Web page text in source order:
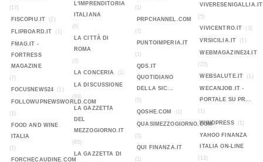
(17)
FISCOPIU.IT
(2)
FLIPBOARD.IT (1)
FMAG.IT -
FORTRESS
MAGAZINE
(7)
FOCUSNEWS24
(1)
FOLLOWUPNEWSWORLD.COM
(1)
FOOD AND WINE
ITALIA
(1)
FORCHECAUDINE.COM
L'IMPRENDITORIA
ITALIANA
(9)
LA CITTÀ DI
ROMA
(3)
LA CONCERIA
(1)
LA DISCUSSIONE
(93)
LA GAZZETTA
DEL
MEZZOGIORNO.IT
(65)
LA GAZZETTA DI
(1)
PRPCHANNEL.COM
(7)
PUNTOIMPERIA.IT
(1)
QDS.IT
QUOTIDIANO
DELLA SIC...
(5)
QOSHE.COM
(1)
QUASIMEZZOGIORNO.COM
(3)
QUI FINANZA.IT
(1)
VIVERESENIGALLIA.IT
(5)
VIVICENTRO.IT
(3)
VRSICILIA.IT (1)
WEBMAGAZINE24.IT
(23)
WEBSALUTE.IT
(1)
WECANJOB.IT -
PORTALE SU PR...
(1)
WINDPRESS
(1)
YAHOO FINANZA
ITALIA ON-LINE
(13)